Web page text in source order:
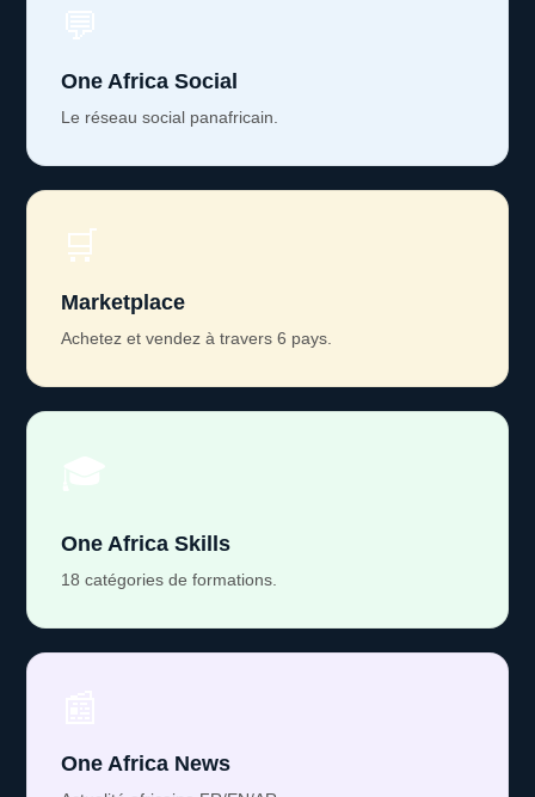
One Africa Social
Le réseau social panafricain.
🛒
Marketplace
Achetez et vendez à travers 6 pays.
One Africa Skills
18 catégories de formations.
One Africa News